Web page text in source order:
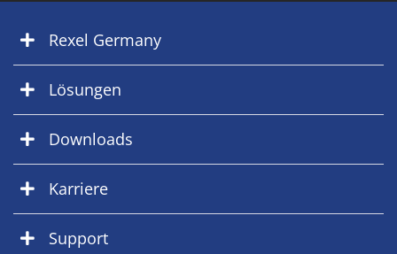
Rexel Germany
Lösungen
Downloads
Karriere
Support